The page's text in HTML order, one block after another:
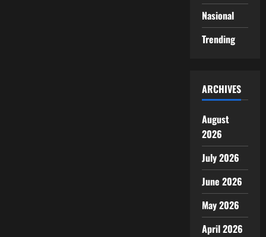
Nasional
Trending
ARCHIVES
August
2026
July 2026
June 2026
May 2026
April 2026